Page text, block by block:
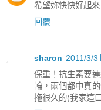
希望妳快快好起
回覆
sharon 2011/3/3
保重！抗生素要
輪，兩個都中真
拖很久的(我家這